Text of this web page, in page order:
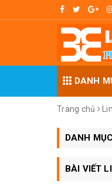
DANH
Trang chủ
DANH
BÀI VIẾT